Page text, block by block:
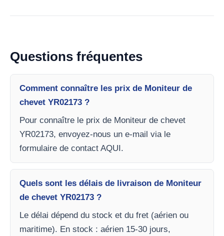
Questions fréquentes
Comment connaître les prix de Moniteur de
chevet YR02173 ?
Pour connaître le prix de Moniteur de chevet
YR02173, envoyez-nous un e-mail via le
formulaire de contact AQUI.
Quels sont les délais de livraison de Moniteur
de chevet YR02173 ?
Le délai dépend du stock et du fret (aérien ou
maritime). En stock : aérien 15-30 jours,